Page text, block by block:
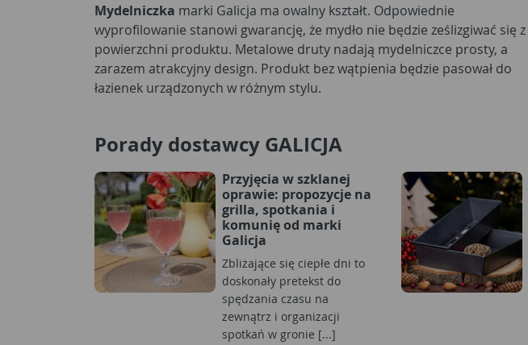
Mydelniczka marki Galicja ma owalny kształt. Odpowiednie
wyprofilowanie stanowi gwarancję, że mydło nie będzie ześlizgiwać się z
powierzchni produktu. Metalowe druty nadają mydelniczce prosty, a
zarazem atrakcyjny design. Produkt bez wątpienia będzie pasował do
łazienek urządzonych w różnym stylu.
Porady dostawcy GALICJA
Przyjęcia w szklanej
oprawie: propozycje na
grilla, spotkania i
komunię od marki
Galicja
Zbliżające się ciepłe dni to
doskonały pretekst do
spędzania czasu na
zewnątrz i organizacji
spotkań w gronie [...]